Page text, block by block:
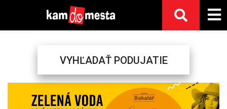
VYHĽADAŤ PODUJATIE